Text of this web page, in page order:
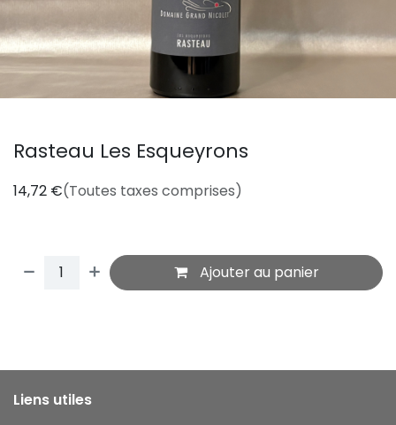
Rasteau Les Esqueyrons
14,72 €(Toutes taxes comprises)
Ajouter au panier
Liens utiles